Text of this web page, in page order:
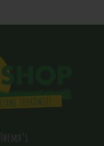
Thema’s